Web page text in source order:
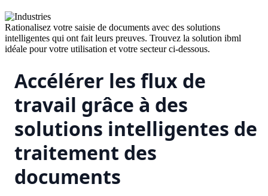
Rationalisez votre saisie de documents avec des solutions
intelligentes qui ont fait leurs preuves. Trouvez la solution ibml
idéale pour votre utilisation et votre secteur ci-dessous.
Accélérer les flux de
travail grâce à des
solutions intelligentes de
traitement des
documents